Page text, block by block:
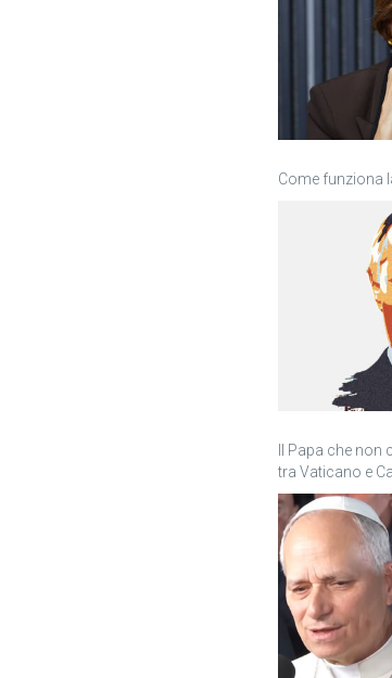
Come funziona
Il Papa che non
tra Vaticano e